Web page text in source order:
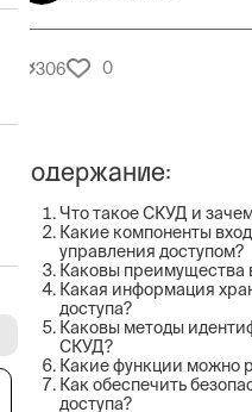
306 0
Содержание:
Что такое СКУД и
Какие компоненты
управления доступом?
Каковы преимущества
Какая информация
доступа?
Каковы методы
СКУД?
Какие функции можно
Как обеспечить
доступа?